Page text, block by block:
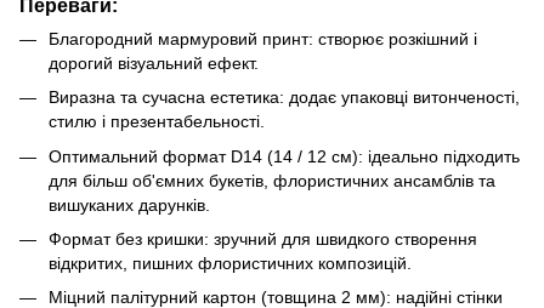
Переваги:
Благородний мармуровий принт: створює розкішний і
дорогий візуальний ефект.
Виразна та сучасна естетика: додає упаковці витонченості,
стилю і презентабельності.
Оптимальний формат D14 (14 / 12 см): ідеально підходить
для більш об'ємних букетів, флористичних ансамблів та
вишуканих дарунків.
Формат без кришки: зручний для швидкого створення
відкритих, пишних флористичних композицій.
Міцний палітурний картон (товщина 2 мм): надійні стінки